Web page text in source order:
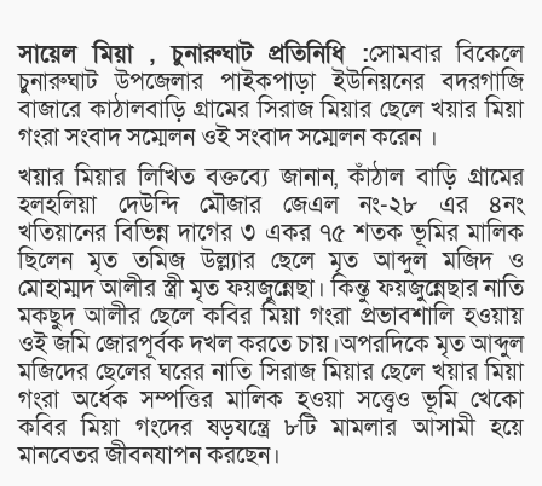
সায়েল মিয়া , চুনারুঘাট প্রতিনিধি :সোমবার বিকেলে
চুনারুঘাট উপজেলার পাইকপাড়া ইউনিয়নের বদরগাজি
বাজারে কাঠালবাড়ি গ্রামের সিরাজ মিয়ার ছেলে খয়ার মিয়া
গংরা সংবাদ সম্মেলন ওই সংবাদ সম্মেলন করেন ।
খয়ার মিয়ার লিখিত বক্তব্যে জানান, কাঁঠাল বাড়ি গ্রামের
হলহলিয়া দেউন্দি মৌজার জেএল নং-২৮ এর ৪নং
খতিয়ানের বিভিন্ন দাগের ৩ একর ৭৫ শতক ভূমির মালিক
ছিলেন মৃত তমিজ উল্ল্যার ছেলে মৃত আব্দুল মজিদ ও
মোহাম্মদ আলীর স্ত্রী মৃত ফয়জুন্নেছা। কিন্তু ফয়জুন্নেছার নাতি
মকছুদ আলীর ছেলে কবির মিয়া গংরা প্রভাবশালি হওয়ায়
ওই জমি জোরপূর্বক দখল করতে চায়।অপরদিকে মৃত আব্দুল
মজিদের ছেলের ঘরের নাতি সিরাজ মিয়ার ছেলে খয়ার মিয়া
গংরা অর্ধেক সম্পত্তির মালিক হওয়া সত্ত্বেও ভূমি খেকো
কবির মিয়া গংদের ষড়যন্ত্রে ৮টি মামলার আসামী হয়ে
মানবেতর জীবনযাপন করছেন।